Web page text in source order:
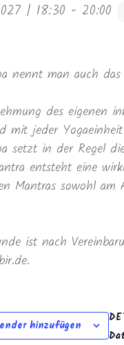
| 18:30 - 20:00
nennt man auch das
des eigenen
mit jeder
setzt in der Regel
entsteht eine
Mantras sowohl
ist nach
hinzufügen